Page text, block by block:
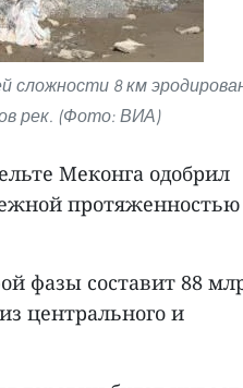
сложности 8 км
рек. (Фото: ВИА)
Меконга одобрил
протяженностью
фазы составит 88
центрального и